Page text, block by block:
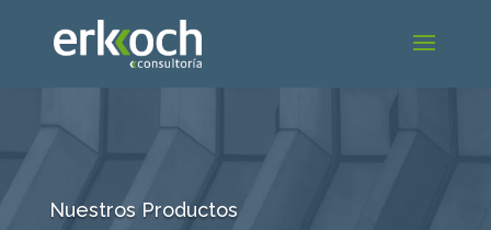
Nuestros Productos